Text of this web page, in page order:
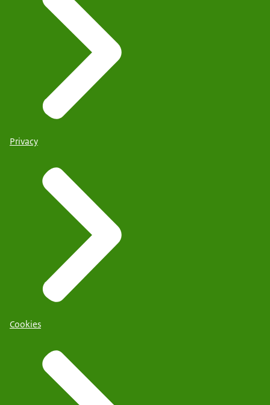
Privacy
Cookies